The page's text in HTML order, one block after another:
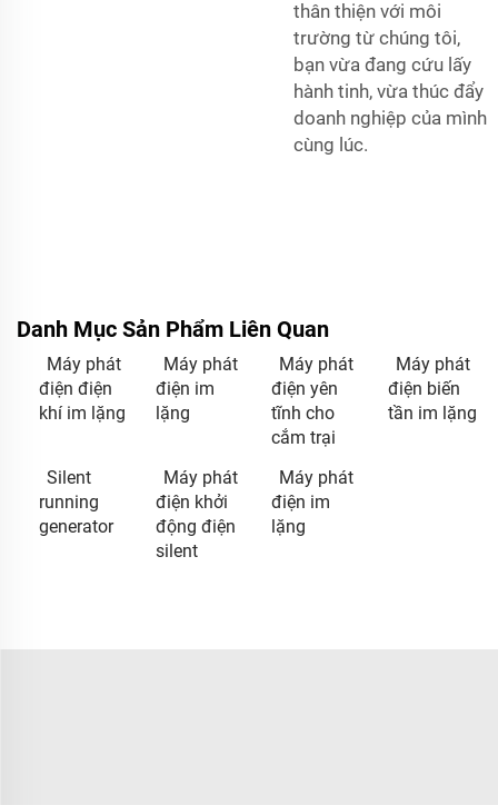
thân thiện với môi
trường từ chúng tôi,
bạn vừa đang cứu lấy
hành tinh, vừa thúc đẩy
doanh nghiệp của mình
cùng lúc.
Danh Mục Sản Phẩm Liên Quan
Máy phát
điện điện
khí im lặng
Máy phát
điện im
lặng
Máy phát
điện yên
tĩnh cho
cắm trại
Máy phát
điện biến
tần im lặng
Silent
running
generator
Máy phát
điện khởi
động điện
silent
Máy phát
điện im
lặng